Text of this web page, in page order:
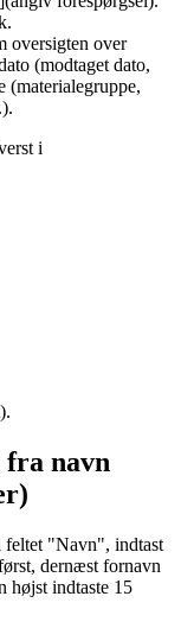
oversigten over
(modtaget dato,
(materialegruppe,
i
fra navn
"Navn", indtast
dernæst fornavn
højst indtaste 15